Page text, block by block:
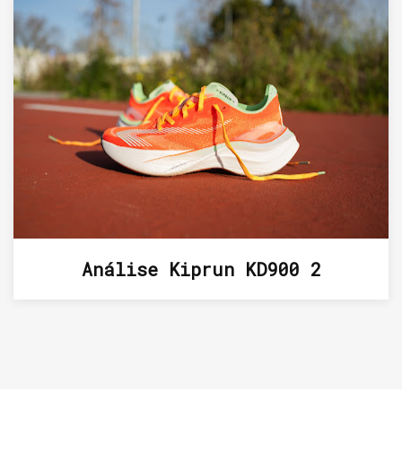
Análise Kiprun KD900 2